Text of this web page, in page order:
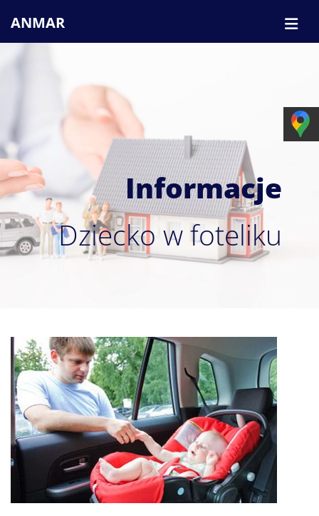
ANMAR
Informacje
Dziecko w foteliku